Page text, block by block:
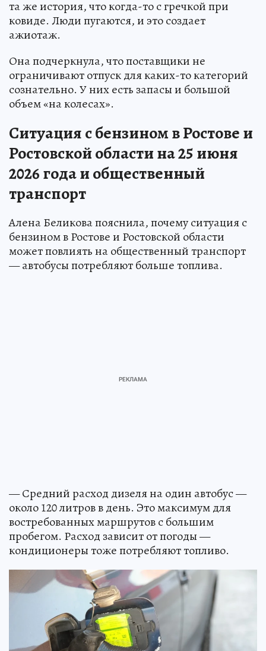
та же история, что когда-то с гречкой при
ковиде. Люди пугаются, и это создает
ажиотаж.
Она подчеркнула, что поставщики не
ограничивают отпуск для каких-то категорий
сознательно. У них есть запасы и большой
объем «на колесах».
Ситуация с бензином в Ростове и
Ростовской области на 25 июня
2026 года и общественный
транспорт
Алена Беликова пояснила, почему ситуация с
бензином в Ростове и Ростовской области
может повлиять на общественный транспорт
— автобусы потребляют больше топлива.
— Средний расход дизеля на один автобус —
около 120 литров в день. Это максимум для
востребованных маршрутов с большим
пробегом. Расход зависит от погоды —
кондиционеры тоже потребляют топливо.